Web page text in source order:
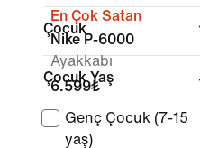
Çocuk
Çocuk Yaş
Genç Çocuk (7-15
yaş)
En Çok Satan
Nike P-6000
Ayakkabı
6.599₺